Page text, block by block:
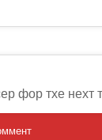
фор тхе неxт